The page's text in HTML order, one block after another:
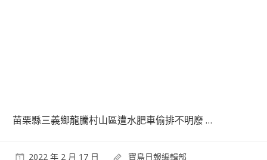
苗栗縣三義鄉龍騰村山區遭水肥車偷排不明廢…
2022 年 2 月 17 日 寶島日報編輯部